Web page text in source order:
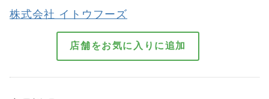
株式会社 イトウフーズ